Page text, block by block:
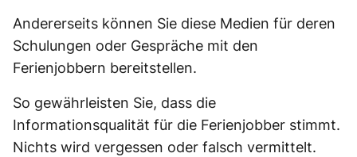
Andererseits können Sie diese Medien für deren
Schulungen oder Gespräche mit den
Ferienjobbern bereitstellen.
So gewährleisten Sie, dass die
Informationsqualität für die Ferienjobber stimmt.
Nichts wird vergessen oder falsch vermittelt.